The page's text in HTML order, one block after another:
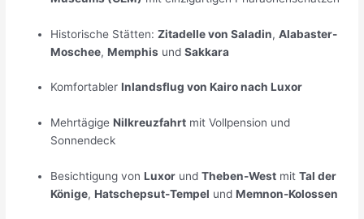
Historische Stätten:Zitadelle von Saladin,Alabaster-
Moschee,Memphis undSakkara
KomfortablerInlandsflug von Kairo nach Luxor
MehrtägigeNilkreuzfahrt mit Vollpension und
Sonnendeck
Besichtigung vonLuxor undTheben-West mitTal der
Könige,Hatschepsut-Tempel undMemnon-Kolossen